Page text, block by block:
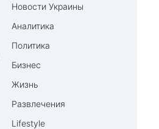
Новости Украины
Аналитика
Политика
Бизнес
Жизнь
Развлечения
Lifestyle